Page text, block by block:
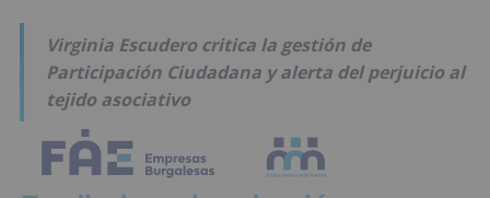
Virginia Escudero critica la gestión de
Participación Ciudadana y alerta del perjuicio al
tejido asociativo